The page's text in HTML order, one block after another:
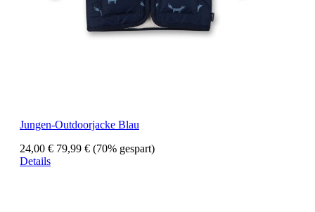
Jungen-Outdoorjacke Blau
24,00 € 79,99 € (70% gespart)
Details